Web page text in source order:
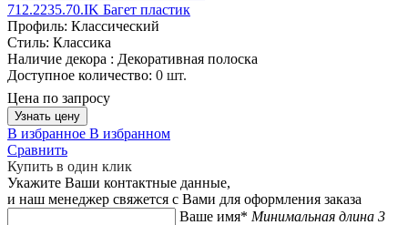
712.2235.70.IK Багет пластик
Профиль: Классический
Стиль: Классика
Наличие декора : Декоративная полоска
Доступное количество: 0 шт.
Цена по запросу
Узнать цену
В избранное В избранном
Сравнить
Купить в один клик
Укажите Ваши контактные данные,
и наш менеджер свяжется с Вами для оформления заказа
Ваше имя* Минимальная длина 3